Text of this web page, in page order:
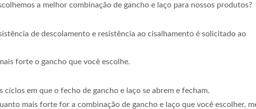
a melhor combinação de gancho e laço para nossos produtos?
de descolamento e resistência ao cisalhamento é solicitado ao
forte o gancho que você escolhe.
ciclos em que o fecho de gancho e laço se abrem e fecham.
mais forte for a combinação de gancho e laço que você escolher,